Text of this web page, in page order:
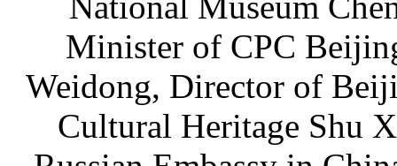
Minister of CPC
Weidong, Director of
Cultural Heritage Shu